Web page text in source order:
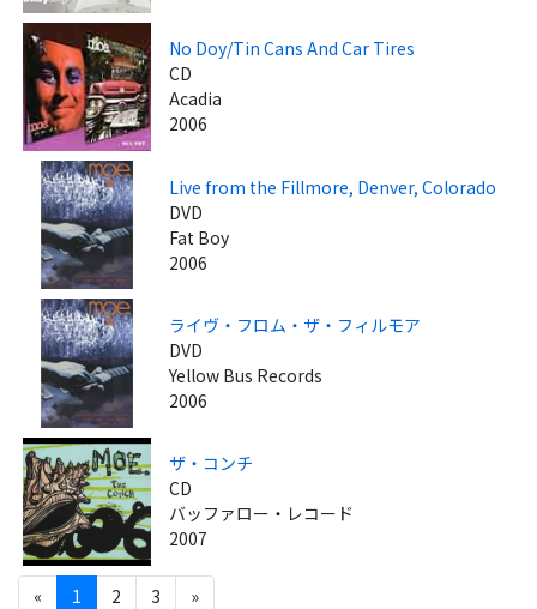
No Doy/Tin Cans And Car Tires
CD
Acadia
2006
Live from the Fillmore, Denver, Colorado
DVD
Fat Boy
2006
ライヴ・フロム・ザ・フィルモア
DVD
Yellow Bus Records
2006
ザ・コンチ
CD
バッファロー・レコード
2007
« 1 2 3 »